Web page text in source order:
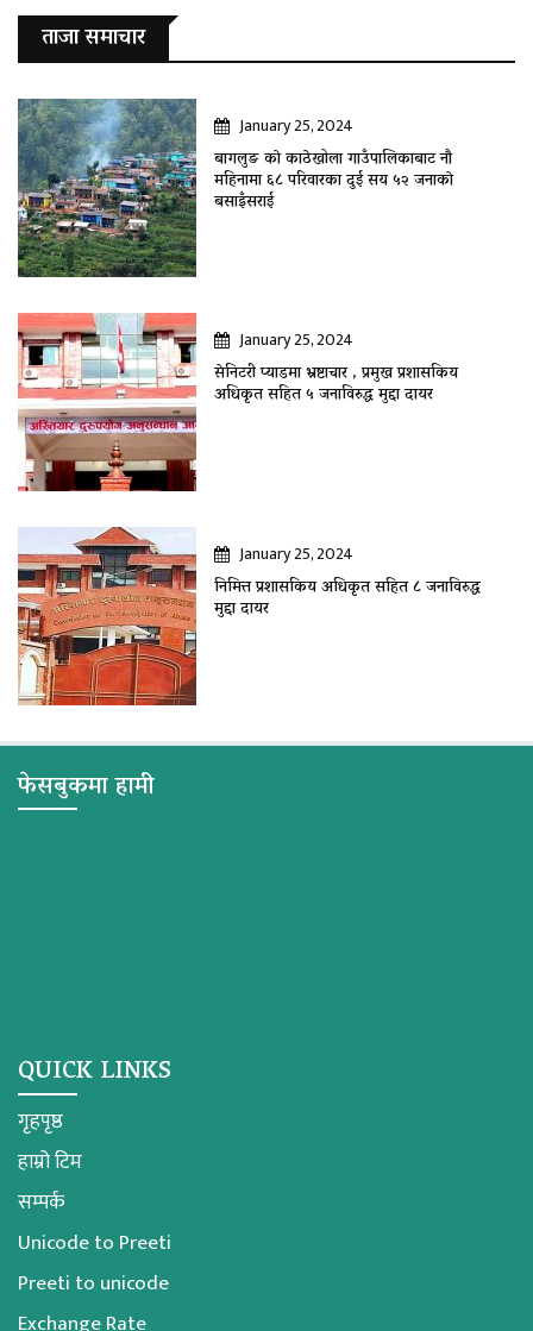
ताजा समाचार
January 25, 2024
बागलुङ काे काठेखोला गाउँपालिकाबाट नौ
महिनामा ६८ परिवारका दुई सय ५२ जनाकाे
बसाइँसराई
January 25, 2024
सेनिटरी प्याडमा भ्रष्टाचार , प्रमुख प्रशासकिय
अधिकृत सहित ५ जनाविरुद्ध मुद्दा दायर
January 25, 2024
निमित्त प्रशासकिय अधिकृत सहित ८ जनाविरुद्ध
मुद्दा दायर
फेसबुकमा हामी
QUICK LINKS
गृहपृष्ठ
हाम्रो टिम
सम्पर्क
Unicode to Preeti
Preeti to unicode
Exchange Rate